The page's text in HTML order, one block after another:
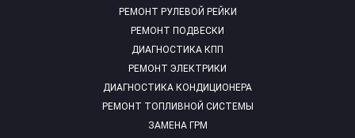
РЕМОНТ РУЛЕВОЙ РЕЙКИ
РЕМОНТ ПОДВЕСКИ
ДИАГНОСТИКА КПП
РЕМОНТ ЭЛЕКТРИКИ
ДИАГНОСТИКА КОНДИЦИОНЕРА
РЕМОНТ ТОПЛИВНОЙ СИСТЕМЫ
ЗАМЕНА ГРМ